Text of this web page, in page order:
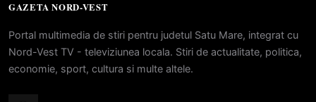
GAZETA NORD-VEST
Portal multimedia de stiri pentru judetul Satu Mare, integrat cu
Nord-Vest TV - televiziunea locala. Stiri de actualitate, politica,
economie, sport, cultura si multe altele.